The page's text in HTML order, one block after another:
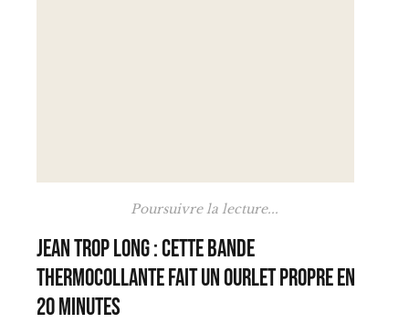
Poursuivre la lecture...
Jean trop long : cette bande
thermocollante fait un ourlet propre en
20 minutes